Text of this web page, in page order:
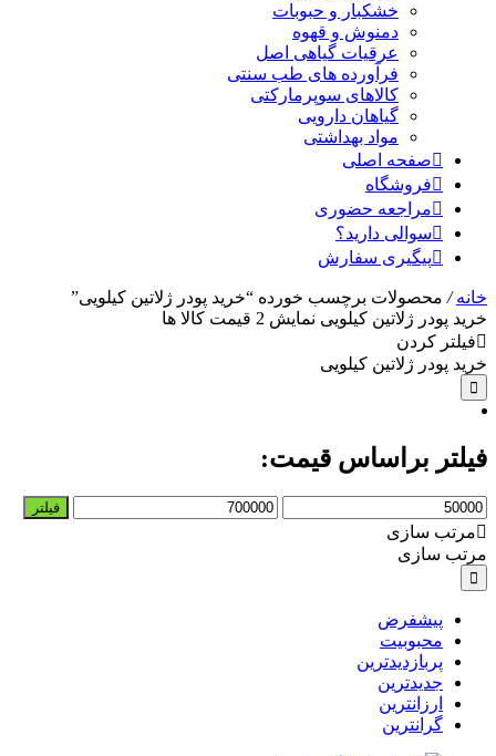
خشکبار و حبوبات
دمنوش و قهوه
عرقیات گیاهی اصل
فرآورده های طب سنتی
کالاهای سوپرمارکتی
گیاهان دارویی
مواد بهداشتی
صفحه اصلی
فروشگاه
مراجعه حضوری
سوالی دارید؟
پیگیری سفارش
خانه/ محصولات برچسب خورده “خرید پودر ژلاتین کیلویی”
خرید پودر ژلاتین کیلویی نمایش 2 قیمت کالا ها
فیلتر کردن
خرید پودر ژلاتین کیلویی
فیلتر براساس قیمت:
حداقل
قیمت
حداکثر
فیلتر
مرتب سازی
مرتب سازی
پیشفرض
محبوبیت
پربازدیدترین
جدیدترین
ارزانترین
گرانترین